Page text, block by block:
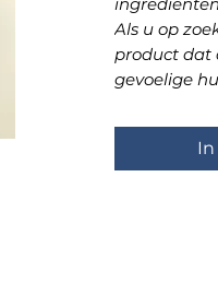
Als u op
product dat
gevoelige